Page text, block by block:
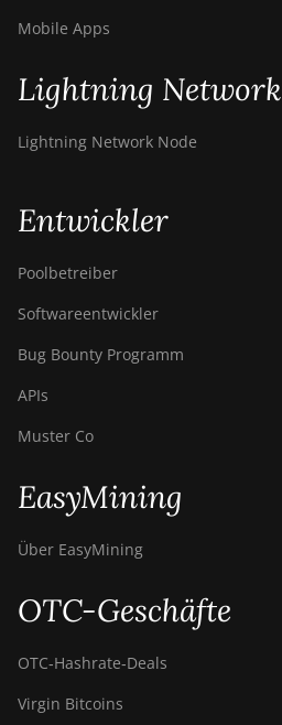
Mobile Apps
Lightning Network
Lightning Network Node
Entwickler
Poolbetreiber
Softwareentwickler
Bug Bounty Programm
APIs
Muster Co
EasyMining
Über EasyMining
OTC-Geschäfte
OTC‑Hashrate‑Deals
Virgin Bitcoins